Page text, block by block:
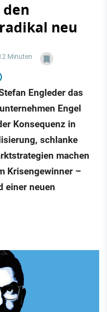
neu
Minuten
Engleder das
Engel
Konsequenz in
schlanke
machen
Krisengewinner –
einer neuen